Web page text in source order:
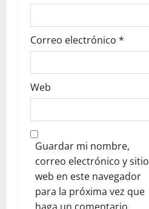
Correo electrónico *
Web
Guardar mi nombre,
correo electrónico y sitio
web en este navegador
para la próxima vez que